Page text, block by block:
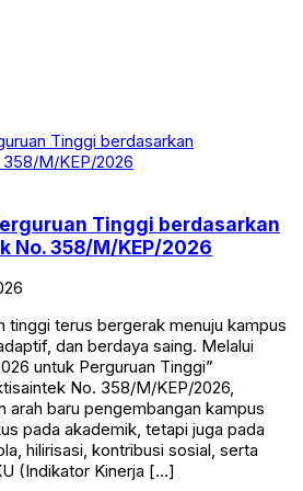
Tinggi berdasarkan
No. 358/M/KEP/2026
tinggi terus bergerak menuju kampus
dan berdaya saing. Melalui
untuk Perguruan Tinggi”
No. 358/M/KEP/2026,
arah baru pengembangan kampus
pada akademik, tetapi juga pada
hilirisasi, kontribusi sosial, serta
(Indikator Kinerja […]